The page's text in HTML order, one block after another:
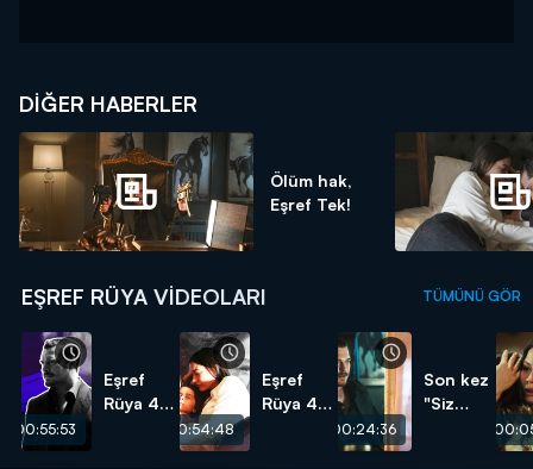
DIĞER HABERLER
Ölüm hak,
Eşref Tek!
EŞREF RÜYA VIDEOLARI TÜMÜNÜ GÖR
00:55:53
Eşref
Rüya 47.
00:54:48
Eşref
Rüya 47.
00:24:36
Son kez
"Siz